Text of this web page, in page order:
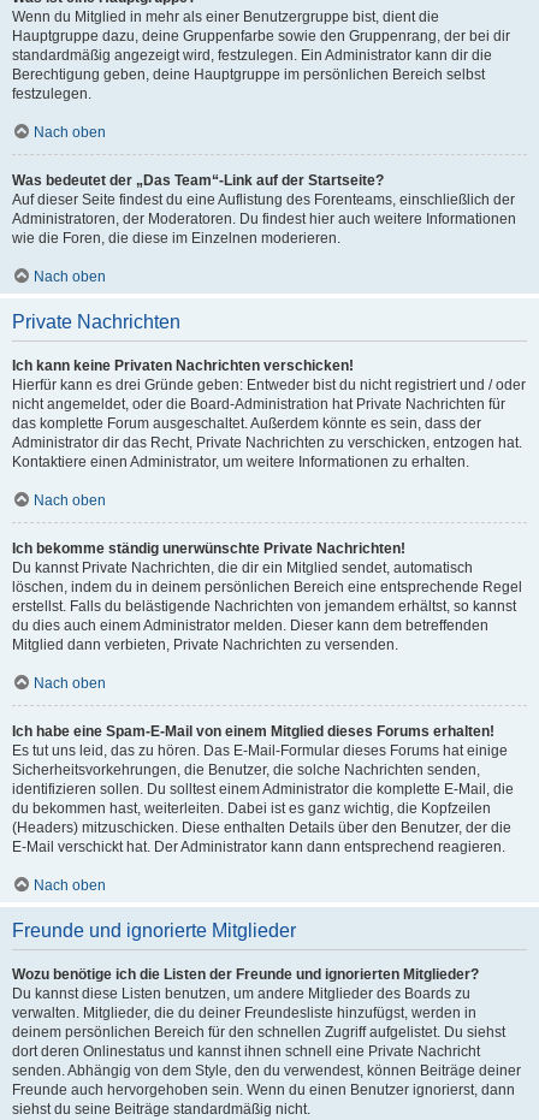
Wenn du Mitglied in mehr als einer Benutzergruppe bist, dient die
Hauptgruppe dazu, deine Gruppenfarbe sowie den Gruppenrang, der bei dir
standardmäßig angezeigt wird, festzulegen. Ein Administrator kann dir die
Berechtigung geben, deine Hauptgruppe im persönlichen Bereich selbst
festzulegen.
Nach oben
Was bedeutet der „Das Team“-Link auf der Startseite?
Auf dieser Seite findest du eine Auflistung des Forenteams, einschließlich der
Administratoren, der Moderatoren. Du findest hier auch weitere Informationen
wie die Foren, die diese im Einzelnen moderieren.
Nach oben
Private Nachrichten
Ich kann keine Privaten Nachrichten verschicken!
Hierfür kann es drei Gründe geben: Entweder bist du nicht registriert und / oder
nicht angemeldet, oder die Board-Administration hat Private Nachrichten für
das komplette Forum ausgeschaltet. Außerdem könnte es sein, dass der
Administrator dir das Recht, Private Nachrichten zu verschicken, entzogen hat.
Kontaktiere einen Administrator, um weitere Informationen zu erhalten.
Nach oben
Ich bekomme ständig unerwünschte Private Nachrichten!
Du kannst Private Nachrichten, die dir ein Mitglied sendet, automatisch
löschen, indem du in deinem persönlichen Bereich eine entsprechende Regel
erstellst. Falls du belästigende Nachrichten von jemandem erhältst, so kannst
du dies auch einem Administrator melden. Dieser kann dem betreffenden
Mitglied dann verbieten, Private Nachrichten zu versenden.
Nach oben
Ich habe eine Spam-E-Mail von einem Mitglied dieses Forums erhalten!
Es tut uns leid, das zu hören. Das E-Mail-Formular dieses Forums hat einige
Sicherheitsvorkehrungen, die Benutzer, die solche Nachrichten senden,
identifizieren sollen. Du solltest einem Administrator die komplette E-Mail, die
du bekommen hast, weiterleiten. Dabei ist es ganz wichtig, die Kopfzeilen
(Headers) mitzuschicken. Diese enthalten Details über den Benutzer, der die
E-Mail verschickt hat. Der Administrator kann dann entsprechend reagieren.
Nach oben
Freunde und ignorierte Mitglieder
Wozu benötige ich die Listen der Freunde und ignorierten Mitglieder?
Du kannst diese Listen benutzen, um andere Mitglieder des Boards zu
verwalten. Mitglieder, die du deiner Freundesliste hinzufügst, werden in
deinem persönlichen Bereich für den schnellen Zugriff aufgelistet. Du siehst
dort deren Onlinestatus und kannst ihnen schnell eine Private Nachricht
senden. Abhängig von dem Style, den du verwendest, können Beiträge deiner
Freunde auch hervorgehoben sein. Wenn du einen Benutzer ignorierst, dann
siehst du seine Beiträge standardmäßig nicht.